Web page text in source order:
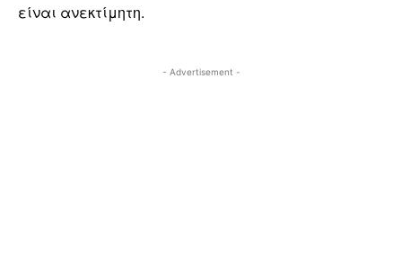
είναι ανεκτίμητη.
- Advertisement -